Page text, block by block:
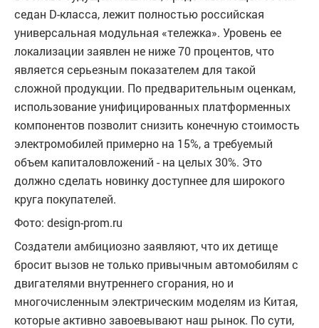
седан D-класса, лежит полностью российская
универсальная модульная «тележка». Уровень ее
локализации заявлен не ниже 70 процентов, что
является серьезным показателем для такой
сложной продукции. По предварительным оценкам,
использование унифицированных платформенных
компонентов позволит снизить конечную стоимость
электромобилей примерно на 15%, а требуемый
объем капиталовложений - на целых 30%. Это
должно сделать новинку доступнее для широкого
круга покупателей.
Фото: design-prom.ru
Создатели амбициозно заявляют, что их детище
бросит вызов не только привычным автомобилям с
двигателями внутреннего сгорания, но и
многочисленным электрическим моделям из Китая,
которые активно завоевывают наш рынок. По сути,